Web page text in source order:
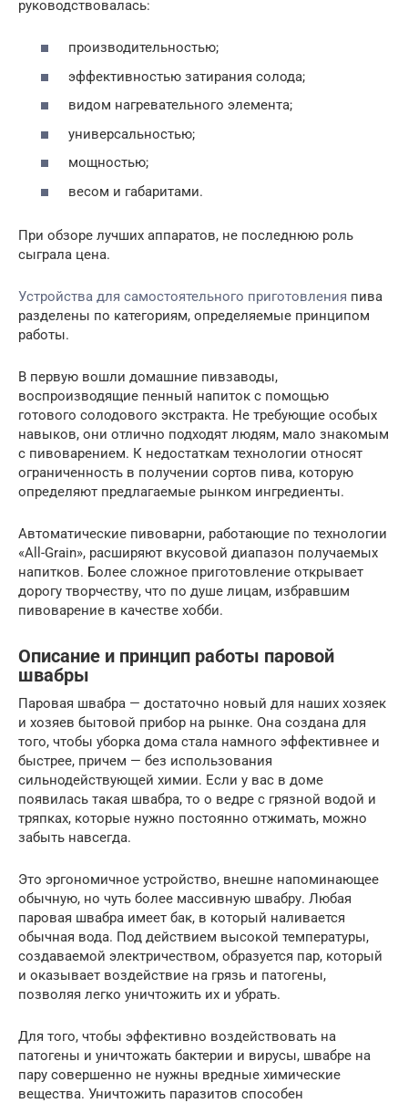
руководствовалась:
производительностью;
эффективностью затирания солода;
видом нагревательного элемента;
универсальностью;
мощностью;
весом и габаритами.
При обзоре лучших аппаратов, не последнюю роль
сыграла цена.
Устройства для самостоятельного приготовления пива
разделены по категориям, определяемые принципом
работы.
В первую вошли домашние пивзаводы,
воспроизводящие пенный напиток с помощью
готового солодового экстракта. Не требующие особых
навыков, они отлично подходят людям, мало знакомым
с пивоварением. К недостаткам технологии относят
ограниченность в получении сортов пива, которую
определяют предлагаемые рынком ингредиенты.
Автоматические пивоварни, работающие по технологии
«All-Grain», расширяют вкусовой диапазон получаемых
напитков. Более сложное приготовление открывает
дорогу творчеству, что по душе лицам, избравшим
пивоварение в качестве хобби.
Описание и принцип работы паровой
швабры
Паровая швабра — достаточно новый для наших хозяек
и хозяев бытовой прибор на рынке. Она создана для
того, чтобы уборка дома стала намного эффективнее и
быстрее, причем — без использования
сильнодействующей химии. Если у вас в доме
появилась такая швабра, то о ведре с грязной водой и
тряпках, которые нужно постоянно отжимать, можно
забыть навсегда.
Это эргономичное устройство, внешне напоминающее
обычную, но чуть более массивную швабру. Любая
паровая швабра имеет бак, в который наливается
обычная вода. Под действием высокой температуры,
создаваемой электричеством, образуется пар, который
и оказывает воздействие на грязь и патогены,
позволяя легко уничтожить их и убрать.
Для того, чтобы эффективно воздействовать на
патогены и уничтожать бактерии и вирусы, швабре на
пару совершенно не нужны вредные химические
вещества. Уничтожить паразитов способен